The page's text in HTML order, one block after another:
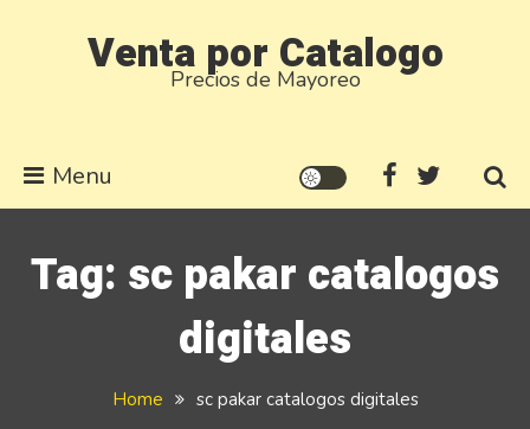
Venta por Catalogo
Precios de Mayoreo
Menu
Tag: sc pakar catalogos
digitales
Home sc pakar catalogos digitales